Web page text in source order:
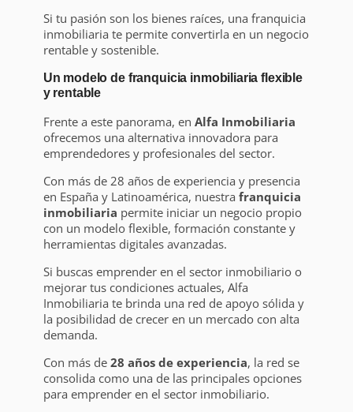
Si tu pasión son los bienes raíces, una franquicia
inmobiliaria te permite convertirla en un negocio
rentable y sostenible.
Un modelo de franquicia inmobiliaria flexible
y rentable
Frente a este panorama, en Alfa Inmobiliaria
ofrecemos una alternativa innovadora para
emprendedores y profesionales del sector.
Con más de 28 años de experiencia y presencia
en España y Latinoamérica, nuestra franquicia
inmobiliaria permite iniciar un negocio propio
con un modelo flexible, formación constante y
herramientas digitales avanzadas.
Si buscas emprender en el sector inmobiliario o
mejorar tus condiciones actuales, Alfa
Inmobiliaria te brinda una red de apoyo sólida y
la posibilidad de crecer en un mercado con alta
demanda.
Con más de 28 años de experiencia, la red se
consolida como una de las principales opciones
para emprender en el sector inmobiliario.